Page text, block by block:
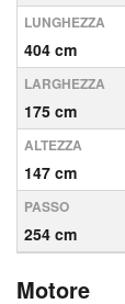
LUNGHEZZA
404 cm
LARGHEZZA
175 cm
ALTEZZA
147 cm
PASSO
254 cm
Motore